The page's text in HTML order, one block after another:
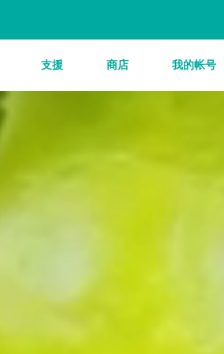
支援 商店 我的帐号